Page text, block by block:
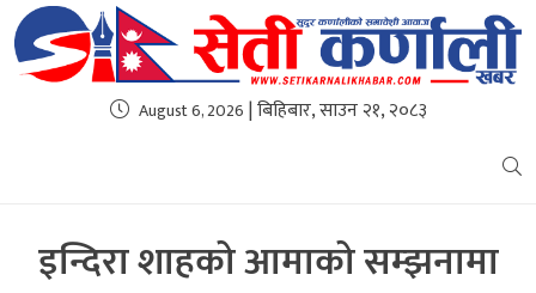
August 6, 2026 | बिहिबार, साउन २१, २०८३
इन्दिरा शाहको आमाको सम्झनामा